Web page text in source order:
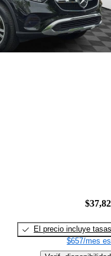
El precio incluye tasas
$657/mes